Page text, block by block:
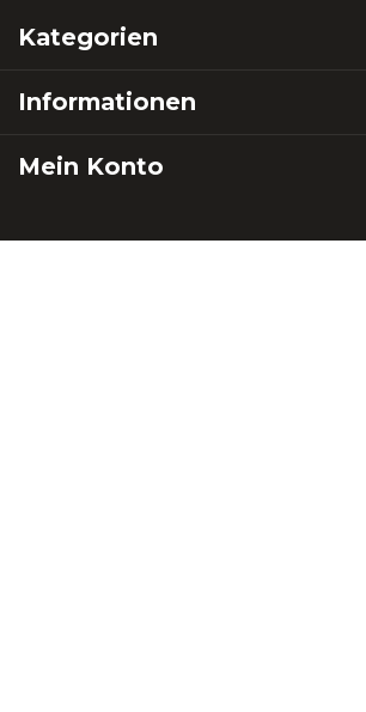
Kategorien
Informationen
Mein Konto